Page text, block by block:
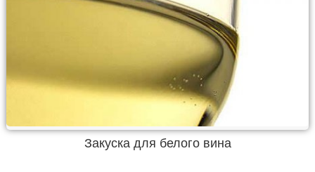
Закуска для белого вина